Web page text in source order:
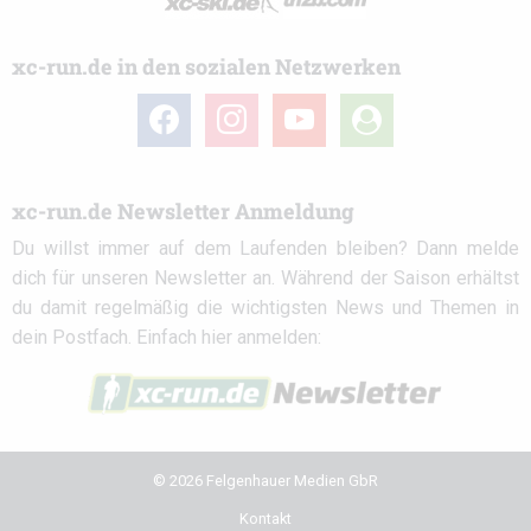
xc-run.de in den sozialen Netzwerken
facebook instagramyoutube
user-
circle
xc-run.de Newsletter Anmeldung
Du willst immer auf dem Laufenden bleiben? Dann melde
dich für unseren Newsletter an. Während der Saison erhältst
du damit regelmäßig die wichtigsten News und Themen in
dein Postfach. Einfach hier anmelden:
© 2026 Felgenhauer Medien GbR
Kontakt